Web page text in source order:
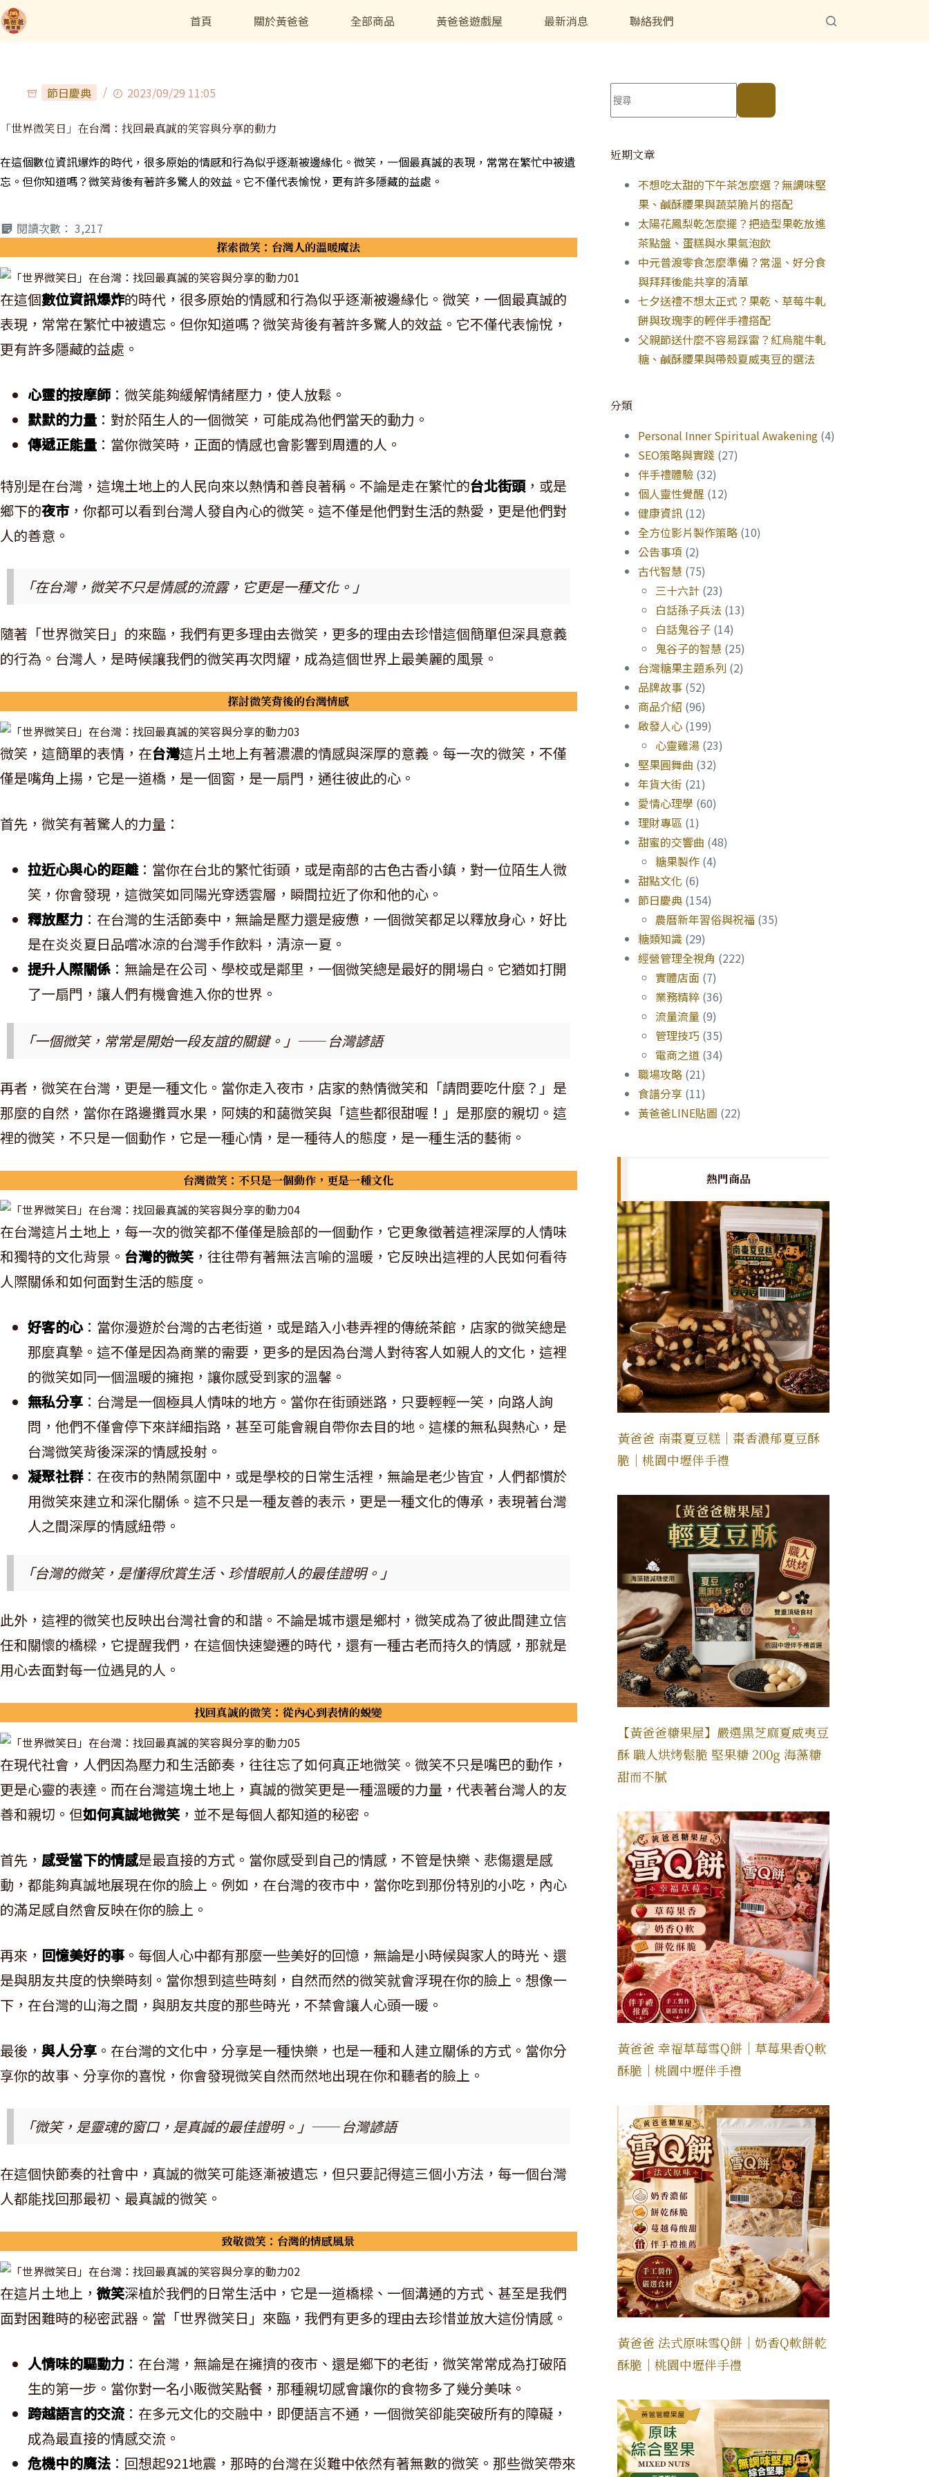
首頁 關於黃爸爸 全部商品 黃爸爸遊戲屋 最新消息 聯絡我們
節日慶典 2023/09/29 11:05
「世界微笑日」在台灣：找回最真誠的笑容與分享的動力
在這個數位資訊爆炸的時代，很多原始的情感和行為似乎逐漸被邊緣化。微笑，一個最真誠的表現，常常在繁忙中被遺
忘。但你知道嗎？微笑背後有著許多驚人的效益。它不僅代表愉悅，更有許多隱藏的益處。
閱讀次數： 3,217
探索微笑：台灣人的溫暖魔法
在這個數位資訊爆炸的時代，很多原始的情感和行為似乎逐漸被邊緣化。微笑，一個最真誠的
表現，常常在繁忙中被遺忘。但你知道嗎？微笑背後有著許多驚人的效益。它不僅代表愉悅，
更有許多隱藏的益處。
心靈的按摩師：微笑能夠緩解情緒壓力，使人放鬆。
默默的力量 ：對於陌生人的一個微笑，可能成為他們當天的動力。
傳遞正能量 ：當你微笑時，正面的情感也會影響到周遭的人。
特別是在台灣，這塊土地上的人民向來以熱情和善良著稱。不論是走在繁忙的台北街頭，或是
鄉下的夜市 ，你都可以看到台灣人發自內心的微笑。這不僅是他們對生活的熱愛，更是他們對
人的善意。
「在台灣，微笑不只是情感的流露，它更是一種文化。」
隨著「世界微笑日」的來臨，我們有更多理由去微笑，更多的理由去珍惜這個簡單但深具意義
的行為。台灣人，是時候讓我們的微笑再次閃耀，成為這個世界上最美麗的風景。
探討微笑背後的台灣情感
微笑，這簡單的表情，在台灣這片土地上有著濃濃的情感與深厚的意義。每一次的微笑，不僅
僅是嘴角上揚，它是一道橋，是一個窗，是一扇門，通往彼此的心。
首先，微笑有著驚人的力量：
拉近心與心的距離：當你在台北的繁忙街頭，或是南部的古色古香小鎮，對一位陌生人微
笑，你會發現，這微笑如同陽光穿透雲層，瞬間拉近了你和他的心。
釋放壓力 ：在台灣的生活節奏中，無論是壓力還是疲憊，一個微笑都足以釋放身心，好比
是在炎炎夏日品嚐冰涼的台灣手作飲料，清涼一夏。
提升人際關係 ：無論是在公司、學校或是鄰里，一個微笑總是最好的開場白。它猶如打開
了一扇門，讓人們有機會進入你的世界。
「一個微笑，常常是開始一段友誼的關鍵。」── 台灣諺語
再者，微笑在台灣，更是一種文化。當你走入夜市，店家的熱情微笑和「請問要吃什麼？」是
那麼的自然，當你在路邊攤買水果，阿姨的和藹微笑與「這些都很甜喔！」是那麼的親切。這
裡的微笑，不只是一個動作，它是一種心情，是一種待人的態度，是一種生活的藝術。
台灣微笑：不只是一個動作，更是一種文化
在台灣這片土地上，每一次的微笑都不僅僅是臉部的一個動作，它更象徵著這裡深厚的人情味
和獨特的文化背景。 台灣的微笑 ，往往帶有著無法言喻的溫暖，它反映出這裡的人民如何看待
人際關係和如何面對生活的態度。
好客的心：當你漫遊於台灣的古老街道，或是踏入小巷弄裡的傳統茶館，店家的微笑總是
那麼真摯。這不僅是因為商業的需要，更多的是因為台灣人對待客人如親人的文化，這裡
的微笑如同一個溫暖的擁抱，讓你感受到家的溫馨。
無私分享 ：台灣是一個極具人情味的地方。當你在街頭迷路，只要輕輕一笑，向路人詢
問，他們不僅會停下來詳細指路，甚至可能會親自帶你去目的地。這樣的無私與熱心，是
台灣微笑背後深深的情感投射。
凝聚社群：在夜市的熱鬧氛圍中，或是學校的日常生活裡，無論是老少皆宜，人們都慣於
用微笑來建立和深化關係。這不只是一種友善的表示，更是一種文化的傳承，表現著台灣
人之間深厚的情感紐帶。
「台灣的微笑，是懂得欣賞生活、珍惜眼前人的最佳證明。」
此外，這裡的微笑也反映出台灣社會的和諧。不論是城市還是鄉村，微笑成為了彼此間建立信
任和關懷的橋樑，它提醒我們，在這個快速變遷的時代，還有一種古老而持久的情感，那就是
用心去面對每一位遇見的人。
找回真誠的微笑：從內心到表情的蜕變
在現代社會，人們因為壓力和生活節奏，往往忘了如何真正地微笑。微笑不只是嘴巴的動作，
更是心靈的表達。而在台灣這塊土地上，真誠的微笑更是一種溫暖的力量，代表著台灣人的友
善和親切。但如何真誠地微笑 ，並不是每個人都知道的秘密。
首先， 感受當下的情感是最直接的方式。當你感受到自己的情感，不管是快樂、悲傷還是感
動，都能夠真誠地展現在你的臉上。例如，在台灣的夜市中，當你吃到那份特別的小吃，內心
的滿足感自然會反映在你的臉上。
再來， 回憶美好的事 。每個人心中都有那麼一些美好的回憶，無論是小時候與家人的時光、還
是與朋友共度的快樂時刻。當你想到這些時刻，自然而然的微笑就會浮現在你的臉上。想像一
下，在台灣的山海之間，與朋友共度的那些時光，不禁會讓人心頭一暖。
最後， 與人分享 。在台灣的文化中，分享是一種快樂，也是一種和人建立關係的方式。當你分
享你的故事、分享你的喜悅，你會發現微笑自然而然地出現在你和聽者的臉上。
「微笑，是靈魂的窗口，是真誠的最佳證明。」── 台灣諺語
在這個快節奏的社會中，真誠的微笑可能逐漸被遺忘，但只要記得這三個小方法，每一個台灣
人都能找回那最初、最真誠的微笑。
致敬微笑：台灣的情感風景
在這片土地上， 微笑深植於我們的日常生活中，它是一道橋樑、一個溝通的方式、甚至是我們
面對困難時的秘密武器。當「世界微笑日」來臨，我們有更多的理由去珍惜並放大這份情感。
人情味的驅動力 ：在台灣，無論是在擁擠的夜市、還是鄉下的老街，微笑常常成為打破陌
生的第一步。當你對一名小販微笑點餐，那種親切感會讓你的食物多了幾分美味。
跨越語言的交流 ：在多元文化的交融中，即便語言不通，一個微笑卻能突破所有的障礙，
成為最直接的情感交流。
危機中的魔法 ：回想起921地震，那時的台灣在災難中依然有著無數的微笑。那些微笑帶來
近期文章
不想吃太甜的下午茶怎麼選？無調味堅
果、鹹酥腰果與蔬菜脆片的搭配
太陽花鳳梨乾怎麼擺？把造型果乾放進
茶點盤、蛋糕與水果氣泡飲
中元普渡零食怎麼準備？常溫、好分食
與拜拜後能共享的清單
七夕送禮不想太正式？果乾、草莓牛軋
餅與玫瑰李的輕伴手禮搭配
父親節送什麼不容易踩雷？紅烏龍牛軋
糖、鹹酥腰果與帶殼夏威夷豆的選法
分類
Personal Inner Spiritual Awakening (4)
SEO策略與實踐 (27)
伴手禮體驗 (32)
個人靈性覺醒 (12)
健康資訊 (12)
全方位影片製作策略 (10)
公告事項 (2)
古代智慧 (75)
三十六計 (23)
白話孫子兵法 (13)
白話鬼谷子 (14)
鬼谷子的智慧 (25)
台灣糖果主題系列 (2)
品牌故事 (52)
商品介紹 (96)
啟發人心 (199)
心靈雞湯 (23)
堅果圓舞曲 (32)
年貨大街 (21)
愛情心理學 (60)
理財專區 (1)
甜蜜的交響曲 (48)
糖果製作 (4)
甜點文化 (6)
節日慶典 (154)
農曆新年習俗與祝福 (35)
糖類知識 (29)
經營管理全視角 (222)
實體店面 (7)
業務精粹 (36)
流量流量 (9)
管理技巧 (35)
電商之道 (34)
職場攻略 (21)
食譜分享 (11)
黃爸爸LINE貼圖 (22)
熱門商品
黃爸爸 南棗夏豆糕｜棗香濃郁夏豆酥
脆｜桃園中壢伴手禮
【黃爸爸糖果屋】嚴選黑芝麻夏威夷豆
酥 職人烘烤鬆脆 堅果糖 200g 海藻糖
甜而不膩
黃爸爸 幸福草莓雪Q餅｜草莓果香Q軟
酥脆｜桃園中壢伴手禮
黃爸爸 法式原味雪Q餅｜奶香Q軟餅乾
酥脆｜桃園中壢伴手禮